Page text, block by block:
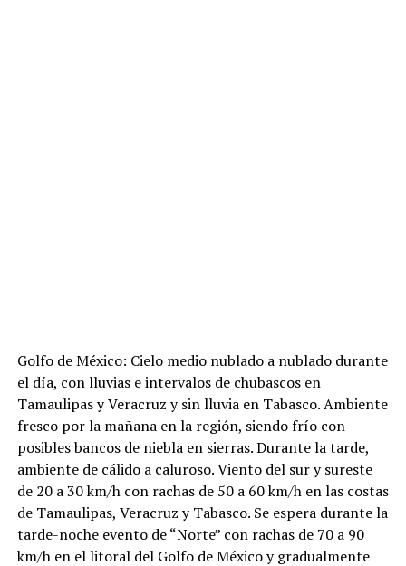
Golfo de México: Cielo medio nublado a nublado durante
el día, con lluvias e intervalos de chubascos en
Tamaulipas y Veracruz y sin lluvia en Tabasco. Ambiente
fresco por la mañana en la región, siendo frío con
posibles bancos de niebla en sierras. Durante la tarde,
ambiente de cálido a caluroso. Viento del sur y sureste
de 20 a 30 km/h con rachas de 50 a 60 km/h en las costas
de Tamaulipas, Veracruz y Tabasco. Se espera durante la
tarde-noche evento de “Norte” con rachas de 70 a 90
km/h en el litoral del Golfo de México y gradualmente